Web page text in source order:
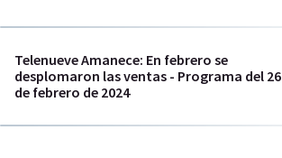
Telenueve Amanece: En febrero se
desplomaron las ventas - Programa del 26
de febrero de 2024